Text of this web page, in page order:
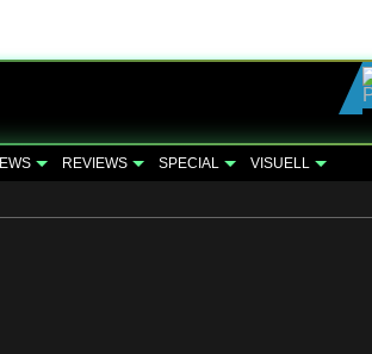
REVIEWS SPECIAL VISUELL